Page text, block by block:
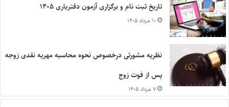
تاریخ ثبت نام و برگزاری آزمون دفتریاری ۱۴۰۵
۱۰ مرداد ۱۴۰۵
نظریه مشورتی درخصوص نحوه محاسبه مهریه نقدی زوجه
پس از فوت زوج
۷ مرداد ۱۴۰۵